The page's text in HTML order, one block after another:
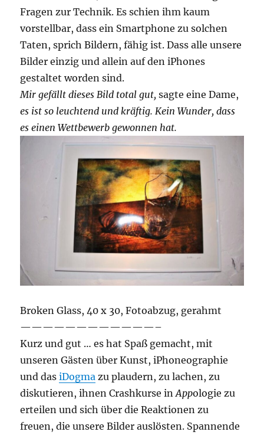
Fragen zur Technik. Es schien ihm kaum
vorstellbar, dass ein Smartphone zu solchen
Taten, sprich Bildern, fähig ist. Dass alle unsere
Bilder einzig und allein auf den iPhones
gestaltet worden sind.
Mir gefällt dieses Bild total gut, sagte eine Dame,
es ist so leuchtend und kräftig. Kein Wunder, dass
es einen Wettbewerb gewonnen hat.
Broken Glass, 40 x 30, Fotoabzug, gerahmt
————————————–
Kurz und gut … es hat Spaß gemacht, mit
unseren Gästen über Kunst, iPhoneographie
und dasiDogma zu plaudern, zu lachen, zu
diskutieren, ihnen Crashkurse inAppologie zu
erteilen und sich über die Reaktionen zu
freuen, die unsere Bilder auslösten. Spannende